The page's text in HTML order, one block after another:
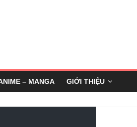
– MANGA GIỚI THIỆU